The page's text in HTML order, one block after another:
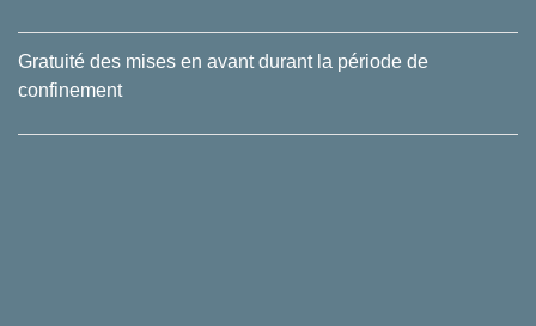
Gratuité des mises en avant durant la période de
confinement